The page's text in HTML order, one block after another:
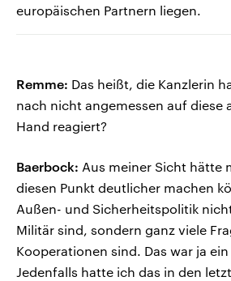
europäischen Partnern liegen.
Remme: Das heißt, die Kanzlerin
nach nicht angemessen auf diese
Hand reagiert?
Baerbock: Aus meiner Sicht hätte
diesen Punkt deutlicher machen
Außen- und Sicherheitspolitik
Militär sind, sondern ganz viele
Kooperationen sind. Das war ja
Jedenfalls hatte ich das in den